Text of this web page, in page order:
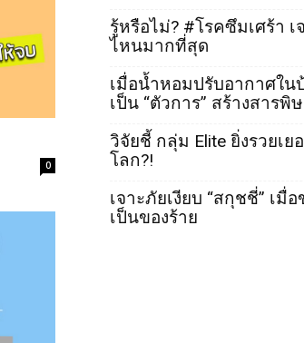
บ
0
รู้หรือไม่? #โรคซึมเศร้า
ไหนมากที่สุด
เมื่อน้ำหอมปรับอากาศใน
เป็น “ตัวการ” สร้างสารพิ
วิจัยชี้ กลุ่ม Elite ยิ่งรวยเย
โลก?!
เจาะภัยเงียบ “สกุชชี่” เมื่
เป็นของร้าย